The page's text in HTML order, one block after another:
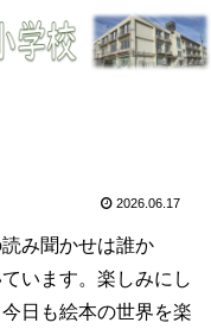
2026.06.17
み聞かせは誰か
います。楽しみにし
日も絵本の世界を楽